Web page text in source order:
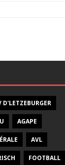
D'LETZEBURGER
AGAPE
AVL
FOOTBALL